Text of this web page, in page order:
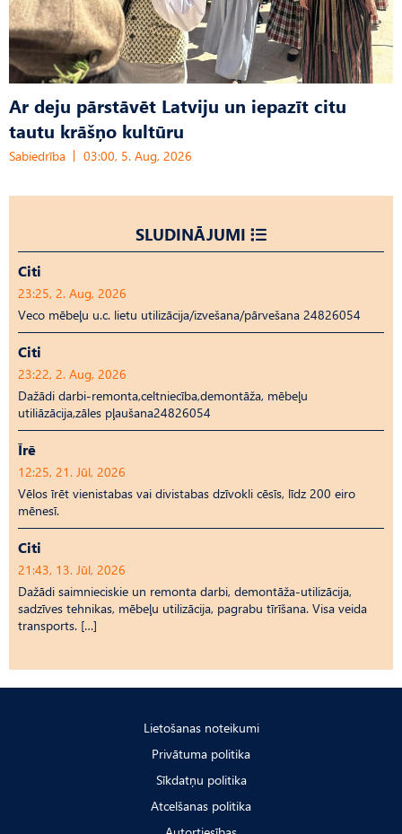
Ar deju pārstāvēt Latviju un iepazīt citu
tautu krāšņo kultūru
Sabiedrība 03:00, 5. Aug, 2026
SLUDINĀJUMI
Citi
23:25, 2. Aug, 2026
Veco mēbeļu u.c. lietu utilizācija/izvešana/pārvešana 24826054
Citi
23:22, 2. Aug, 2026
Dažādi darbi-remonta,celtniecība,demontāža, mēbeļu
utiliāzācija,zāles pļaušana24826054
Īrē
12:25, 21. Jūl, 2026
Vēlos īrēt vienistabas vai divistabas dzīvokli cēsīs, līdz 200 eiro
mēnesī.
Citi
21:43, 13. Jūl, 2026
Dažādi saimnieciskie un remonta darbi, demontāža-utilizācija,
sadzīves tehnikas, mēbeļu utilizācija, pagrabu tīrīšana. Visa veida
transports. […]
Lietošanas noteikumi
Privātuma politika
Sīkdatņu politika
Atcelšanas politika